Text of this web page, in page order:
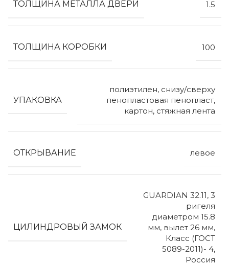
ТОЛЩИНА МЕТАЛЛА ДВЕРИ 1.5
ТОЛЩИНА КОРОБКИ 100
УПАКОВКА
полиэтилен, снизу/сверху
пенопластовая пенопласт,
картон, стяжная лента
ОТКРЫВАНИЕ левое
ЦИЛИНДРОВЫЙ ЗАМОК
GUARDIAN 32.11, 3
ригеля
диаметром 15.8
мм, вылет 26 мм,
Класс (ГОСТ
5089-2011)- 4,
Россия